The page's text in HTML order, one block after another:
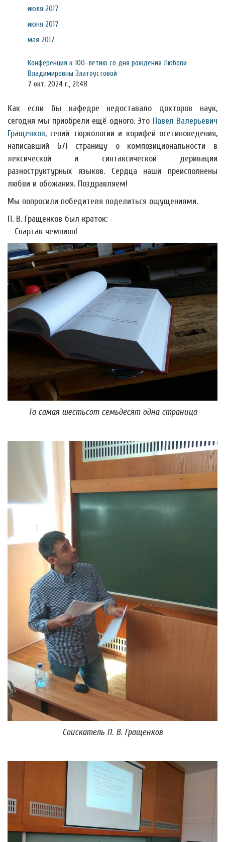
июля 2017
июня 2017
мая 2017
Конференция к 100-летию со дня рождения Любови
Владимировны Златоустовой
7 окт. 2024 г., 21:48
Как если бы кафедре недоставало докторов наук,
сегодня мы приобрели ещё одного. Это Павел Валерьевич
Гращенков, гений тюркологии и корифей осетиноведения,
написавший 671 страницу о композициональности в
лексической и синтаксической деривации
разноструктурных языков. Сердца наши преисполнены
любви и обожания. Поздравляем!
Мы попросили победителя поделиться ощущениями.
П. В. Гращенков был краток:
– Спартак чемпион!
Та самая шестьсот семьдесят одна страница
Соискатель П. В. Гращенков